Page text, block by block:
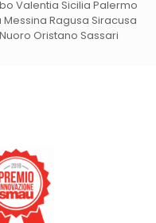
Valentia Sicilia Palermo
Ragusa Siracusa
Oristano Sassari